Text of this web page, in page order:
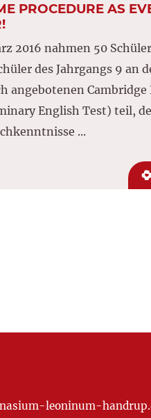
PROCEDURE AS
2016 nahmen 50
des Jahrgangs 9 an
angebotenen Cambridge
English Test) teil,
...
leoninum-